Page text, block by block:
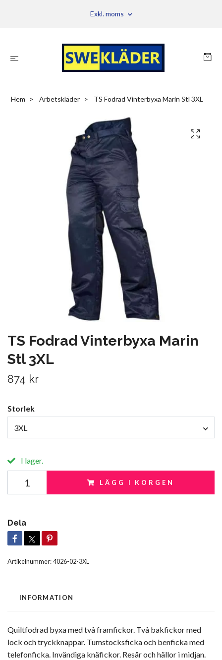
Exkl. moms
Hem Arbetskläder TS Fodrad Vinterbyxa Marin Stl 3XL
TS Fodrad Vinterbyxa Marin
Stl 3XL
874 kr
Storlek
3XL
I lager.
LÄGG I KORGEN
Dela
Artikelnummer:4026-02-3XL
INFORMATION
Quiltfodrad byxa med två framfickor. Två bakfickor med
lock och tryckknappar. Tumstocksficka och benficka med
telefonficka. Invändiga knäfickor. Resår och hällor i midjan.